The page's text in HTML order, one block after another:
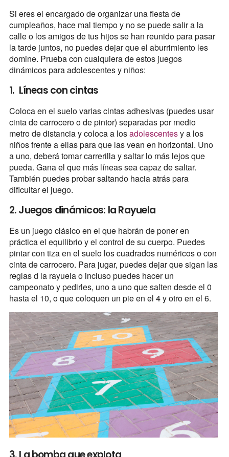
Si eres el encargado de organizar una fiesta de
cumpleaños, hace mal tiempo y no se puede salir a la
calle o los amigos de tus hijos se han reunido para pasar
la tarde juntos, no puedes dejar que el aburrimiento les
domine. Prueba con cualquiera de estos juegos
dinámicos para adolescentes y niños:
1. Líneas con cintas
Coloca en el suelo varias cintas adhesivas (puedes usar
cinta de carrocero o de pintor) separadas por medio
metro de distancia y coloca a losadolescentesy a los
niños frente a ellas para que las vean en horizontal. Uno
a uno, deberá tomar carrerilla y saltar lo más lejos que
pueda. Gana el que más líneas sea capaz de saltar.
También puedes probar saltando hacia atrás para
dificultar el juego.
2. Juegos dinámicos: la Rayuela
Es un juego clásico en el que habrán de poner en
práctica el equilibrio y el control de su cuerpo. Puedes
pintar con tiza en el suelo los cuadrados numéricos o con
cinta de carrocero. Para jugar, puedes dejar que sigan las
reglas d la rayuela o incluso puedes hacer un
campeonato y pedirles, uno a uno que salten desde el 0
hasta el 10, o que coloquen un pie en el 4 y otro en el 6.